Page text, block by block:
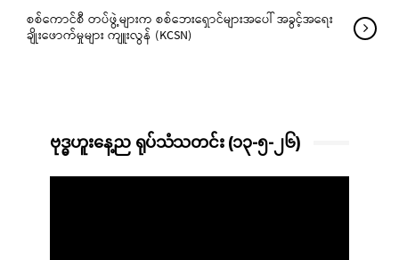
စစ်ကောင်စီ တပ်ဖွဲ့များက စစ်ဘေးရှောင်များအပေါ် အခွင့်အရေး
ချိုးဖောက်မှုများ ကျူးလွန် (KCSN)
ဗုဒ္ဓဟူးနေ့ည ရုပ်သံသတင်း (၁၃-၅-၂၆)